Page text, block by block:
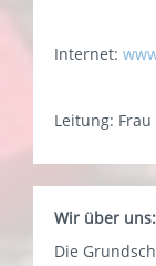
Internet:
Leitung:
Wir über uns:
Die